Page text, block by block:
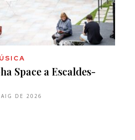
Space a Escaldes-
DE 2026